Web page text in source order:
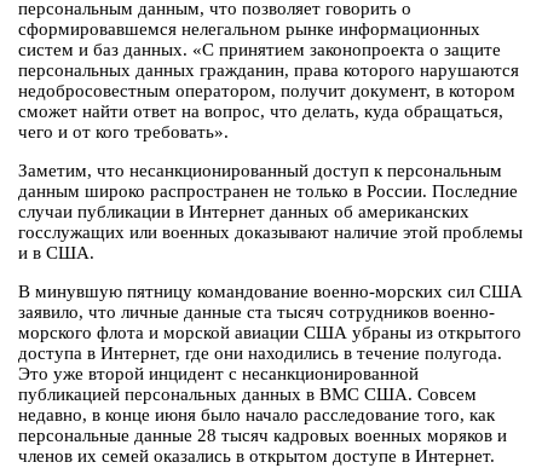
персональным данным, что позволяет говорить о
сформировавшемся нелегальном рынке информационных
систем и баз данных. «С принятием законопроекта о защите
персональных данных гражданин, права которого нарушаются
недобросовестным оператором, получит документ, в котором
сможет найти ответ на вопрос, что делать, куда обращаться,
чего и от кого требовать».
Заметим, что несанкционированный доступ к персональным
данным широко распространен не только в России. Последние
случаи публикации в Интернет данных об американских
госслужащих или военных доказывают наличие этой проблемы
и в США.
В минувшую пятницу командование военно-морских сил США
заявило, что личные данные ста тысяч сотрудников военно-
морского флота и морской авиации США убраны из открытого
доступа в Интернет, где они находились в течение полугода.
Это уже второй инцидент с несанкционированной
публикацией персональных данных в ВМС США. Совсем
недавно, в конце июня было начало расследование того, как
персональные данные 28 тысяч кадровых военных моряков и
членов их семей оказались в открытом доступе в Интернет.